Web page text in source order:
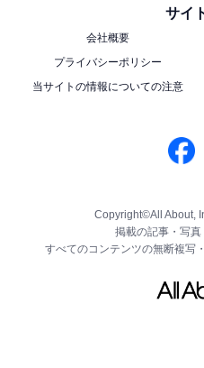
サイ
会社概要
プライバシーポリシー
当サイトの情報についての注意
Copyright©All About,
掲載の記事・写真
すべてのコンテンツの無断複写